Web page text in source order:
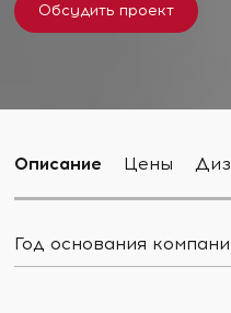
Обсудить проект
Описание Цены
Год основания